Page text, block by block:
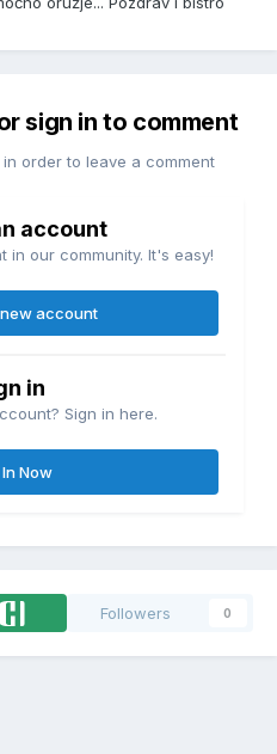
sign in to comment
order to leave a comment
account
our community. It's easy!
account
in
Sign in here.
Now
Followers 0